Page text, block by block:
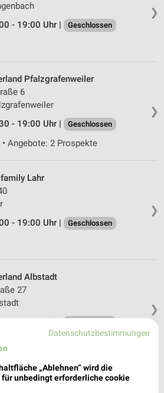
❯
- 19:00 Uhr |
Geschlossen
❯
Pfalzgrafenweiler
6
- 19:00 Uhr |
Geschlossen
• Angebote: 2 Prospekte
❯
Lahr
- 19:00 Uhr |
Geschlossen
❯
Albstadt
27
Albstadt
Datenschutzbestimmungen
„Ablehnen“ wird die
unbedingt erforderliche cookie